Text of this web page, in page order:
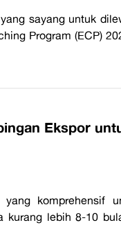
sayang untuk
Program (ECP)
Ekspor
yang komprehensif
kurang lebih 8-10